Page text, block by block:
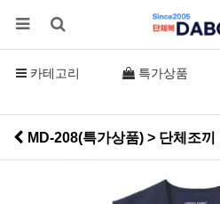
카테고리 특가상품
MD-208(특가상품) > 단체조끼